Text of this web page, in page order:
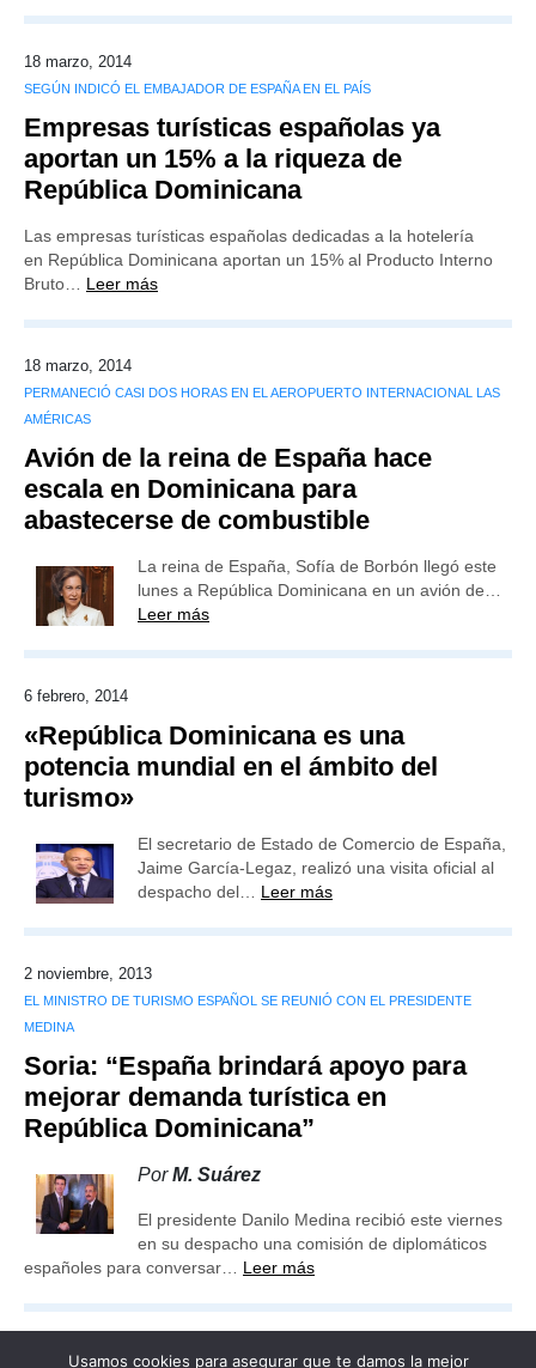
18 marzo, 2014
SEGÚN INDICÓ EL EMBAJADOR DE ESPAÑA EN EL PAÍS
Empresas turísticas españolas ya
aportan un 15% a la riqueza de
República Dominicana
Las empresas turísticas españolas dedicadas a la hotelería
en República Dominicana aportan un 15% al Producto Interno
Bruto… Leer más
18 marzo, 2014
PERMANECIÓ CASI DOS HORAS EN EL AEROPUERTO INTERNACIONAL LAS
AMÉRICAS
Avión de la reina de España hace
escala en Dominicana para
abastecerse de combustible
La reina de España, Sofía de Borbón llegó este
lunes a República Dominicana en un avión de…
Leer más
6 febrero, 2014
«República Dominicana es una
potencia mundial en el ámbito del
turismo»
El secretario de Estado de Comercio de España,
Jaime García-Legaz, realizó una visita oficial al
despacho del… Leer más
2 noviembre, 2013
EL MINISTRO DE TURISMO ESPAÑOL SE REUNIÓ CON EL PRESIDENTE
MEDINA
Soria: “España brindará apoyo para
mejorar demanda turística en
República Dominicana”
PorM. Suárez
El presidente Danilo Medina recibió este viernes
en su despacho una comisión de diplomáticos
españoles para conversar… Leer más
Usamos cookies para asegurar que te damos la mejor